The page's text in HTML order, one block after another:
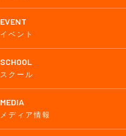
EVENT
イベント
SCHOOL
スクール
MEDIA
メディア情報